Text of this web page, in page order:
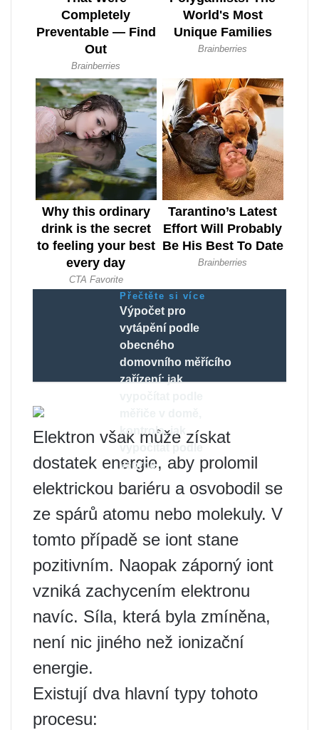
Přečtěte si více
Výpočet pro
vytápění podle
obecného
domovního měřícího
zařízení: jak
kontrola, jak
vzorce
Elektron však může získat
dostatek energie, aby prolomil
elektrickou bariéru a osvobodil se
ze spárů atomu nebo molekuly. V
tomto případě se iont stane
pozitivním. Naopak záporný iont
vzniká zachycením elektronu
navíc. Síla, která byla zmíněna,
není nic jiného než ionizační
energie.
Existují dva hlavní typy tohoto
procesu: